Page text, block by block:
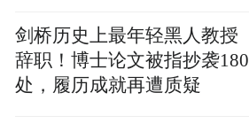
剑桥历史上最年轻黑人教授
辞职！博士论文被指抄袭180
处，履历成就再遭质疑